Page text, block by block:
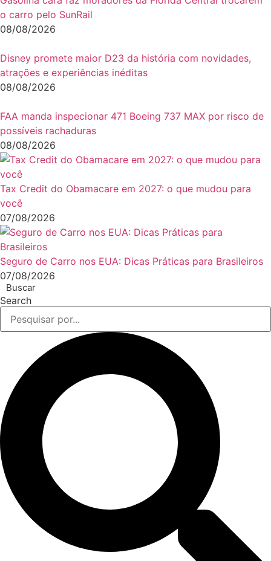
o carro pelo SunRail
08/08/2026
Disney promete maior D23 da história com novidades,
atrações e experiências inéditas
08/08/2026
FAA manda inspecionar 471 Boeing 737 MAX por risco de
possíveis rachaduras
08/08/2026
Tax Credit do Obamacare em 2027: o que mudou para
você
07/08/2026
Seguro de Carro nos EUA: Dicas Práticas para Brasileiros
07/08/2026
Buscar
Search